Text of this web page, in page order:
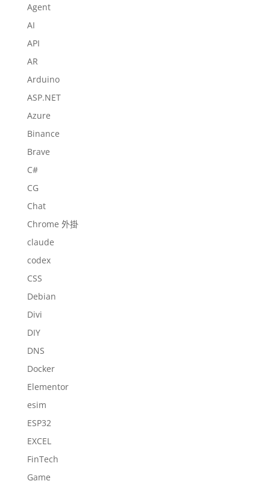
Agent
AI
API
AR
Arduino
ASP.NET
Azure
Binance
Brave
C#
CG
Chat
Chrome 外掛
claude
codex
CSS
Debian
Divi
DIY
DNS
Docker
Elementor
esim
ESP32
EXCEL
FinTech
Game